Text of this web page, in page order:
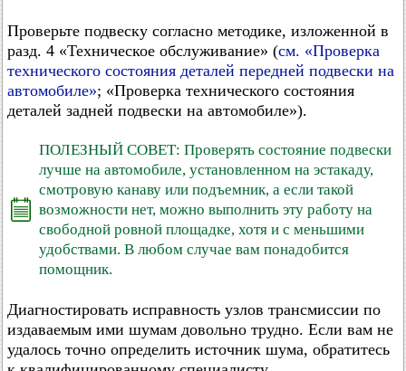
Проверьте подвеску согласно методике, изложенной в
разд. 4 «Техническое обслуживание» (см. «Проверка
технического состояния деталей передней подвески на
автомобиле»; «Проверка технического состояния
деталей задней подвески на автомобиле»).
ПОЛЕЗНЫЙ СОВЕТ: Проверять состояние подвески
лучше на автомобиле, установленном на эстакаду,
смотровую канаву или подъемник, а если такой
возможности нет, можно выполнить эту работу на
свободной ровной площадке, хотя и с меньшими
удобствами. В любом случае вам понадобится
помощник.
Диагностировать исправность узлов трансмиссии по
издаваемым ими шумам довольно трудно. Если вам не
удалось точно определить источник шума, обратитесь